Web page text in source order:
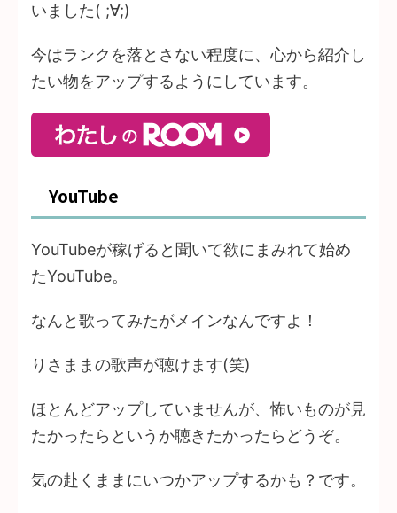
いました( ;∀;)
今はランクを落とさない程度に、心から紹介し
たい物をアップするようにしています。
YouTube
YouTubeが稼げると聞いて欲にまみれて始め
たYouTube。
なんと歌ってみたがメインなんですよ！
りさままの歌声が聴けます(笑)
ほとんどアップしていませんが、怖いものが見
たかったらというか聴きたかったらどうぞ。
気の赴くままにいつかアップするかも？です。